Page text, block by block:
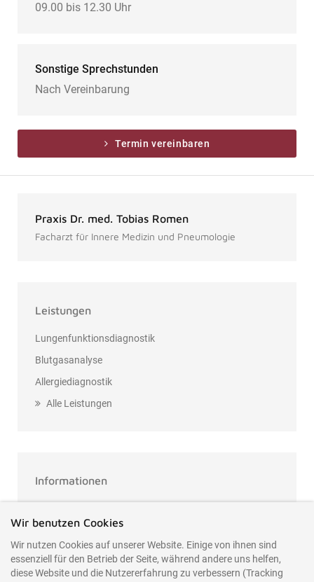
09.00 bis 12.30 Uhr
Sonstige Sprechstunden
Nach Vereinbarung
Termin vereinbaren
Praxis Dr. med. Tobias Romen
Facharzt für Innere Medizin und Pneumologie
Leistungen
Lungenfunktionsdiagnostik
Blutgasanalyse
Allergiediagnostik
Alle Leistungen
Informationen
Kontakt
Datenschutzerklärung
Impressum
Wir benutzen Cookies
Wir nutzen Cookies auf unserer Website. Einige von ihnen sind
essenziell für den Betrieb der Seite, während andere uns helfen,
diese Website und die Nutzererfahrung zu verbessern (Tracking